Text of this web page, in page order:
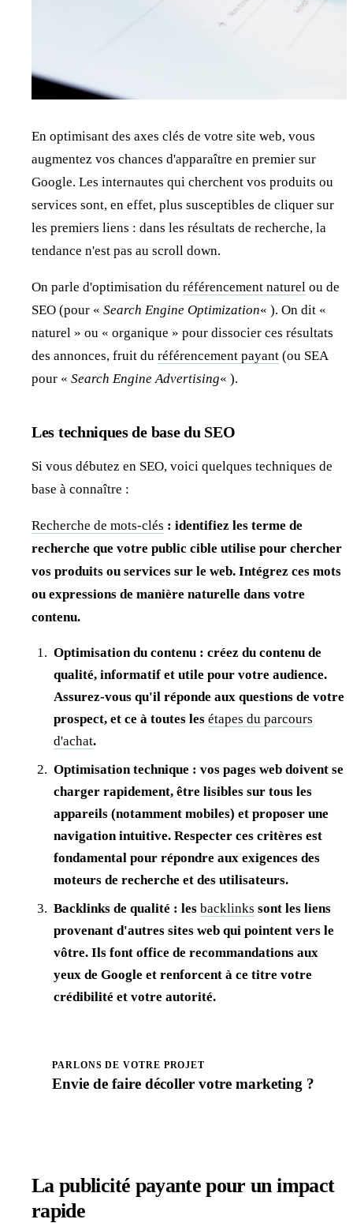
En optimisant des axes clés de votre site web, vous
augmentez vos chances d'apparaître en premier sur
Google. Les internautes qui cherchent vos produits ou
services sont, en effet, plus susceptibles de cliquer sur
les premiers liens : dans les résultats de recherche, la
tendance n'est pas au scroll down.
On parle d'optimisation du référencement naturel ou de
SEO (pour « Search Engine Optimization« ). On dit «
naturel » ou « organique » pour dissocier ces résultats
des annonces, fruit du référencement payant (ou SEA
pour « Search Engine Advertising« ).
Les techniques de base du SEO
Si vous débutez en SEO, voici quelques techniques de
base à connaître :
Recherche de mots-clés : identifiez les terme de
recherche que votre public cible utilise pour chercher
vos produits ou services sur le web. Intégrez ces mots
ou expressions de manière naturelle dans votre
contenu.
Optimisation du contenu : créez du contenu de
qualité, informatif et utile pour votre audience.
Assurez-vous qu'il réponde aux questions de votre
prospect, et ce à toutes les étapes du parcours
d'achat.
Optimisation technique : vos pages web doivent se
charger rapidement, être lisibles sur tous les
appareils (notamment mobiles) et proposer une
navigation intuitive. Respecter ces critères est
fondamental pour répondre aux exigences des
moteurs de recherche et des utilisateurs.
Backlinks de qualité : les backlinks sont les liens
provenant d'autres sites web qui pointent vers le
vôtre. Ils font office de recommandations aux
yeux de Google et renforcent à ce titre votre
crédibilité et votre autorité.
PARLONS DE VOTRE PROJET
Envie de faire décoller votre marketing ?
La publicité payante pour un impact
rapide